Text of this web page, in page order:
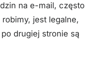
na e-mail, często
jest legalne,
drugiej stronie są